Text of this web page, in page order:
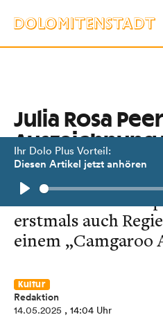
Ihr Dolo Plus Vorteil:
Diesen Artikel jetzt anhören
Play
Julia Rosa
„Bluatstilln“
Die Tiroler
erstmals auch
einem „Camgaroo
Kultur
Redaktion
14.05.2025 , 14:04 Uhr